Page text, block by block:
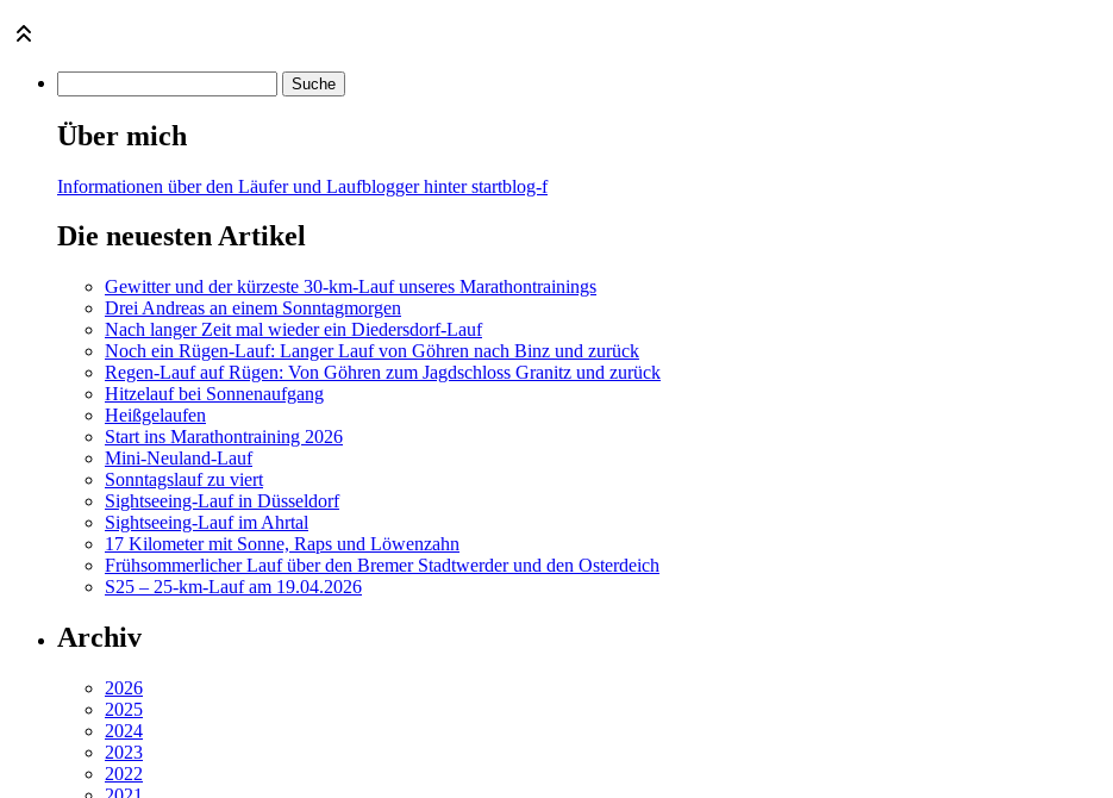
Über mich
Informationen über den Läufer und Laufblogger hinter startblog-f
Die neuesten Artikel
Gewitter und der kürzeste 30-km-Lauf unseres Marathontrainings
Drei Andreas an einem Sonntagmorgen
Nach langer Zeit mal wieder ein Diedersdorf-Lauf
Noch ein Rügen-Lauf: Langer Lauf von Göhren nach Binz und zurück
Regen-Lauf auf Rügen: Von Göhren zum Jagdschloss Granitz und zurück
Hitzelauf bei Sonnenaufgang
Heißgelaufen
Start ins Marathontraining 2026
Mini-Neuland-Lauf
Sonntagslauf zu viert
Sightseeing-Lauf in Düsseldorf
Sightseeing-Lauf im Ahrtal
17 Kilometer mit Sonne, Raps und Löwenzahn
Frühsommerlicher Lauf über den Bremer Stadtwerder und den Osterdeich
S25 – 25-km-Lauf am 19.04.2026
Archiv
2026
2025
2024
2023
2022